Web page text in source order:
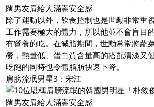
除了運動以外，飲食控制也是世勳非常重
工作需要極大的體力，所以他並不會盲目
有營養的吃。在減脂期間，世勳常常將蔬
餐，熱量低、蛋白質含量高的搭配清淡又
吃飽的同時也令體脂肪快速下降。
肩膀流氓男星3：宋江